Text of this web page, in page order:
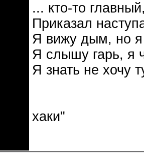
... кто-то
Приказал
Я вижу дым, но
Я слышу гарь, я
Я знать не хочу
хаки"